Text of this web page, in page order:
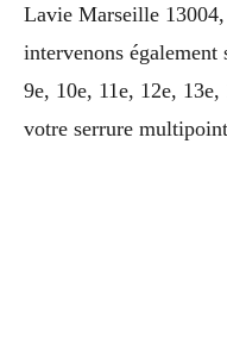
Lavie Marseille 13004,
intervenons également
9e, 10e, 11e, 12e,
votre serrure